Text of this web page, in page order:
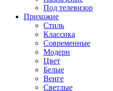
Под телевизор
Прихожие
Стиль
Классика
Современные
Модерн
Цвет
Белые
Венге
Светлые